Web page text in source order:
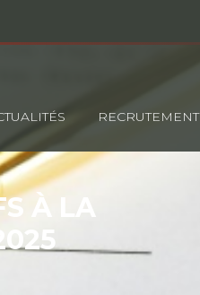
RECRUTEMENT
À LA